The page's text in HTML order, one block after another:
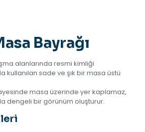
Bayrağı
alanlarında resmi kimliği
kullanılan sade ve şık bir masa üstü
masa üzerinde yer kaplamaz,
dengeli bir görünüm oluşturur.